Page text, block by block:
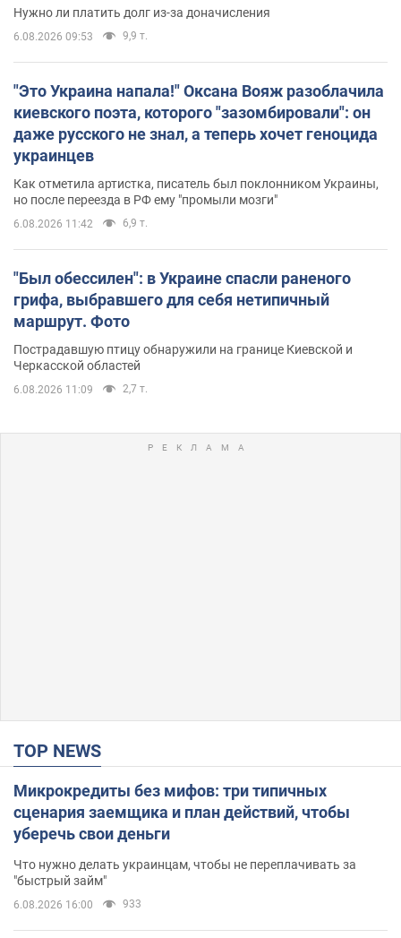
Нужно ли платить долг из-за доначисления
6.08.2026 09:53 9,9 т.
"Это Украина напала!" Оксана Вояж разоблачила
киевского поэта, которого "зазомбировали": он
даже русского не знал, а теперь хочет геноцида
украинцев
Как отметила артистка, писатель был поклонником Украины,
но после переезда в РФ ему "промыли мозги"
6.08.2026 11:42 6,9 т.
"Был обессилен": в Украине спасли раненого
грифа, выбравшего для себя нетипичный
маршрут. Фото
Пострадавшую птицу обнаружили на границе Киевской и
Черкасской областей
6.08.2026 11:09 2,7 т.
TOP NEWS
Микрокредиты без мифов: три типичных
сценария заемщика и план действий, чтобы
уберечь свои деньги
Что нужно делать украинцам, чтобы не переплачивать за
"быстрый займ"
6.08.2026 16:00 933